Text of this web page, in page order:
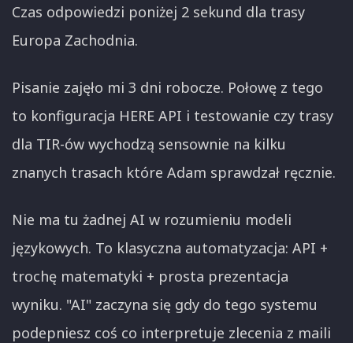
Czas odpowiedzi poniżej 2 sekund dla trasy
Europa Zachodnia.
Pisanie zajęło mi 3 dni robocze. Połowę z tego
to konfiguracja HERE API i testowanie czy trasy
dla TIR-ów wychodzą sensownie na kilku
znanych trasach które Adam sprawdzał ręcznie.
Nie ma tu żadnej AI w rozumieniu modeli
językowych. To klasyczna automatyzacja: API +
trochę matematyki + prosta prezentacja
wyniku. "AI" zaczyna się gdy do tego systemu
podepniesz coś co interpretuje zlecenia z maili